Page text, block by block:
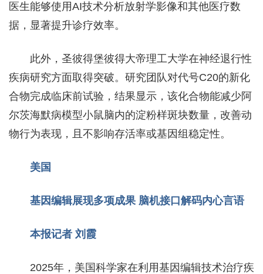
医生能够使用AI技术分析放射学影像和其他医疗数
据，显著提升诊疗效率。
此外，圣彼得堡彼得大帝理工大学在神经退行性
疾病研究方面取得突破。研究团队对代号C20的新化
合物完成临床前试验，结果显示，该化合物能减少阿
尔茨海默病模型小鼠脑内的淀粉样斑块数量，改善动
物行为表现，且不影响存活率或基因组稳定性。
美国
基因编辑展现多项成果 脑机接口解码内心言语
本报记者 刘霞
2025年，美国科学家在利用基因编辑技术治疗疾